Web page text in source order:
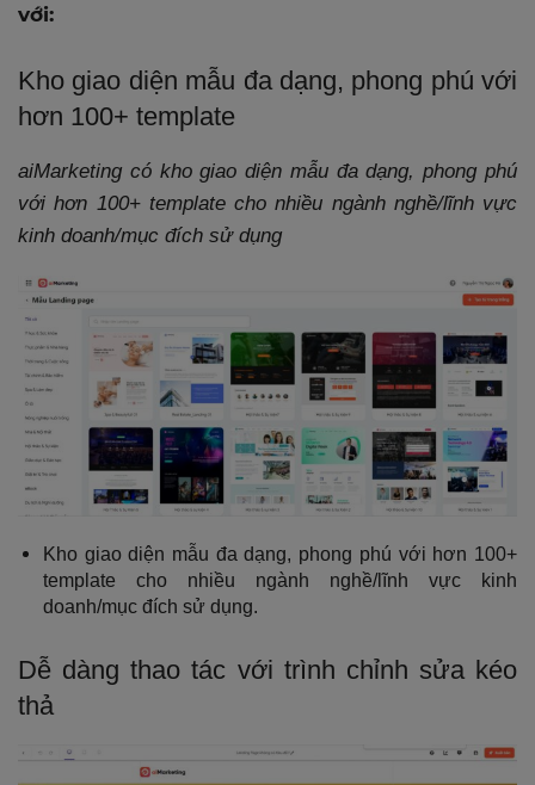
với:
Kho giao diện mẫu đa dạng, phong phú với
hơn 100+ template
aiMarketing có kho giao diện mẫu đa dạng, phong phú
với hơn 100+ template cho nhiều ngành nghề/lĩnh vực
kinh doanh/mục đích sử dụng
Kho giao diện mẫu đa dạng, phong phú với hơn 100+
template cho nhiều ngành nghề/lĩnh vực kinh
doanh/mục đích sử dụng.
Dễ dàng thao tác với trình chỉnh sửa kéo
thả